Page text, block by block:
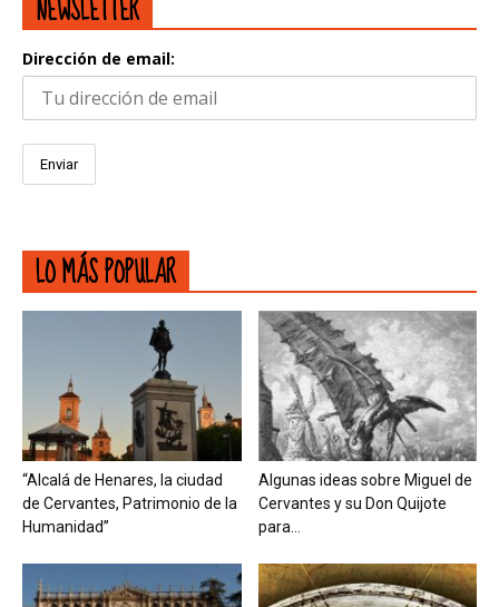
NEWSLETTER
Dirección de email:
LO MÁS POPULAR
“Alcalá de Henares, la ciudad
de Cervantes, Patrimonio de la
Humanidad”
Algunas ideas sobre Miguel de
Cervantes y su Don Quijote
para...